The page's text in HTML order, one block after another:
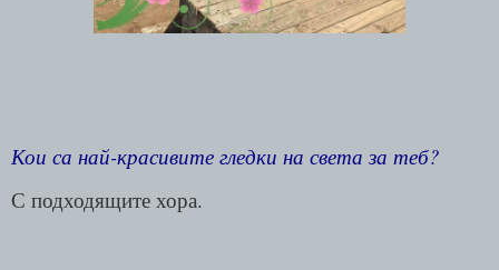
Кои са най-красивите гледки на света за теб?
С подходящите хора.